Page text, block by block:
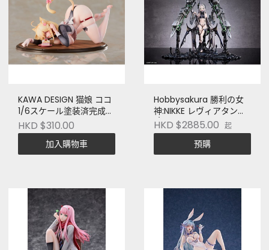
KAWA DESIGN 猫娘 ココ
1/6スケール塗装済完成品
フィギュア 通常版
HKD $310.00
加入購物車
Hobbysakura 勝利の女
神:NIKKE レヴィアタン
1/7スケール塗装済完成品
フィギュア
HKD $2885.00 起
預購